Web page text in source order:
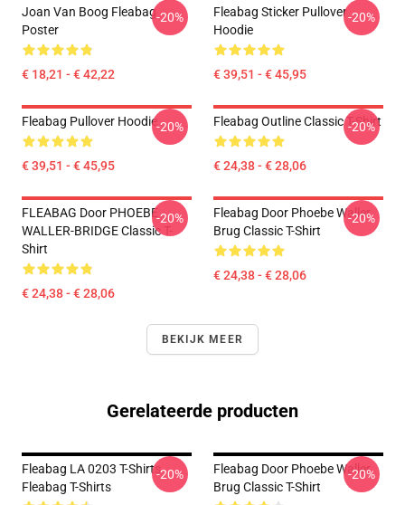
Joan Van Boog Fleabag
Poster
€ 18,21 - € 42,22
-20%
Fleabag Sticker Pullover
Hoodie
€ 39,51 - € 45,95
-20%
Fleabag Pullover Hoodie
€ 39,51 - € 45,95
-20% Fleabag Outline Classic T-Shirt
€ 24,38 - € 28,06
-20%
FLEABAG Door PHOEBE
WALLER-BRIDGE Classic T-
Shirt
€ 24,38 - € 28,06
-20%
Fleabag Door Phoebe Waller
Brug Classic T-Shirt
€ 24,38 - € 28,06
-20%
BEKIJK MEER
Gerelateerde producten
Fleabag LA 0203 T-Shirts
Fleabag T-Shirts
-20%
Fleabag Door Phoebe Waller
Brug Classic T-Shirt
-20%